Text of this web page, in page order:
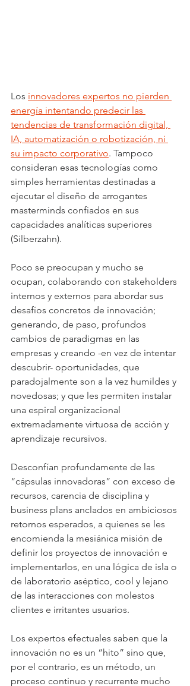
Los innovadores expertos no pierden
energía intentando predecir las
tendencias de transformación digital,
IA, automatización o robotización, ni
su impacto corporativo. Tampoco
consideran esas tecnologías como
simples herramientas destinadas a
ejecutar el diseño de arrogantes
masterminds confiados en sus
capacidades analíticas superiores
(Silberzahn).
Poco se preocupan y mucho se
ocupan, colaborando con stakeholders
internos y externos para abordar sus
desafíos concretos de innovación;
generando, de paso, profundos
cambios de paradigmas en las
empresas y creando -en vez de intentar
descubrir- oportunidades, que
paradojalmente son a la vez humildes y
novedosas; y que les permiten instalar
una espiral organizacional
extremadamente virtuosa de acción y
aprendizaje recursivos.
Desconfían profundamente de las
“cápsulas innovadoras” con exceso de
recursos, carencia de disciplina y
business plans anclados en ambiciosos
retornos esperados, a quienes se les
encomienda la mesiánica misión de
definir los proyectos de innovación e
implementarlos, en una lógica de isla o
de laboratorio aséptico, cool y lejano
de las interacciones con molestos
clientes e irritantes usuarios.
Los expertos efectuales saben que la
innovación no es un “hito” sino que,
por el contrario, es un método, un
proceso continuo y recurrente mucho